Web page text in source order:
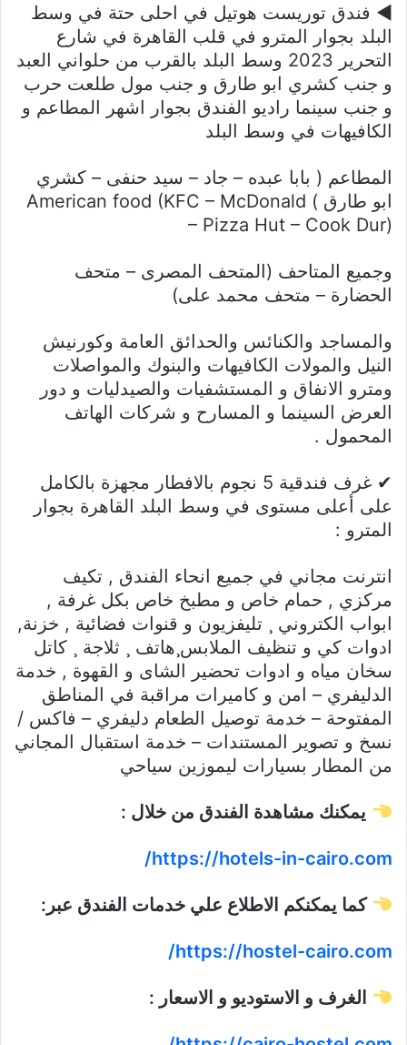
◀ فندق توريست هوتيل في احلى حتة في وسط
البلد بجوار المترو في قلب القاهرة في شارع
التحرير 2023 وسط البلد بالقرب من حلواني العبد
و جنب كشري ابو طارق و جنب مول طلعت حرب
و جنب سينما راديو الفندق بجوار اشهر المطاعم و
الكافيهات في وسط البلد
المطاعم ( بابا عبده – جاد – سيد حنفى – كشري
ابو طارق ) American food (KFC – McDonald
– Pizza Hut – Cook Dur)
وجميع المتاحف (المتحف المصرى – متحف
الحضارة – متحف محمد على)
والمساجد والكنائس والحدائق العامة وكورنيش
النيل والمولات الكافيهات والبنوك والمواصلات
ومترو الانفاق و المستشفيات والصيدليات و دور
العرض السينما و المسارح و شركات الهاتف
المحمول .
✔ غرف فندقية 5 نجوم بالافطار مجهزة بالكامل
على أعلى مستوى في وسط البلد القاهرة بجوار
المترو :
انترنت مجاني في جميع انحاء الفندق , تكيف
مركزي , حمام خاص و مطبخ خاص بكل غرفة ,
ابواب الكتروني ¸ تليفزيون و قنوات فضائية , خزنة,
ادوات كي و تنظيف الملابس¸هاتف ¸ ثلاجة ¸ كاتل
سخان مياه و ادوات تحضير الشاى و القهوة , خدمة
الدليفري – امن و كاميرات مراقبة في المناطق
المفتوحة – خدمة توصيل الطعام دليفري – فاكس /
نسخ و تصوير المستندات – خدمة استقبال المجاني
من المطار بسيارات ليموزين سياحي
يمكنك مشاهدة الفندق من خلال :
https://hotels-in-cairo.com/
كما يمكنكم الاطلاع علي خدمات الفندق عبر:
https://hostel-cairo.com/
الغرف و الاستوديو و الاسعار :